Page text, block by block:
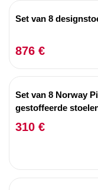
Set van 8
876 €
Set van 8 Norway
gestoffeerde
310 €